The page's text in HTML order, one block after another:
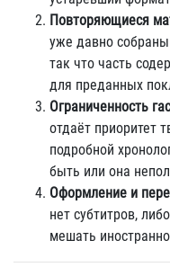
Повторяющиеся
уже давно собраны
так что часть
для преданных
Ограниченность
отдаёт приоритет
подробной
быть или она
Оформление и
нет субтитров,
мешать